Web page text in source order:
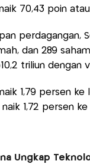
naik 70,43 poin
perdagangan,
dan 289
triliun dengan
1,79 persen
naik 1,72 persen
Ungkap